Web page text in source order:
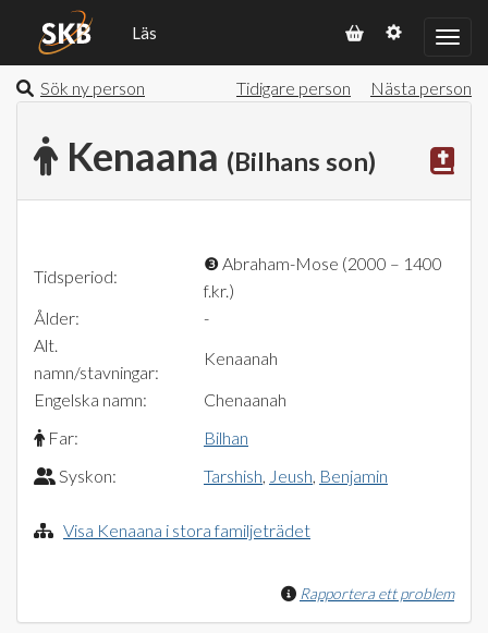
Läs
Sök ny person Tidigare person Nästa person
Kenaana (Bilhans son)
Tidsperiod:
❸Abraham-Mose (2000 – 1400
f.kr.)
Ålder:
-
Alt.
namn/stavningar:
Kenaanah
Engelska namn:
Chenaanah
Far:
Bilhan
Syskon:
Tarshish, Jeush, Benjamin
Visa Kenaana i stora familjeträdet
Rapportera ett problem